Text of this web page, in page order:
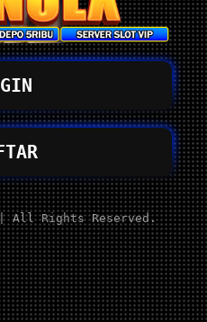
Rights Reserved.